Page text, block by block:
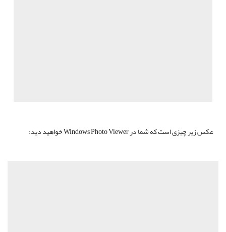
عکس زیر چیزی است که شما در Windows Photo Viewer خواهید دید: